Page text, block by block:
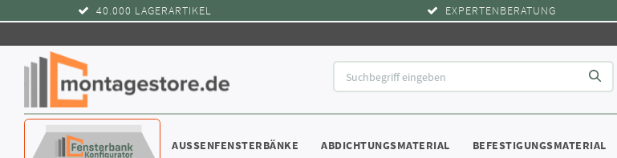
40.000 LAGERARTIKEL EXPERTENBERATUNG
KONFIGURATOR
AUSSENFENSTERBÄNKE
ABDICHTUNGSMATERIAL BEFESTIGUNGSMATERIAL